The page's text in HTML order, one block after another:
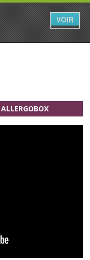
VOIR